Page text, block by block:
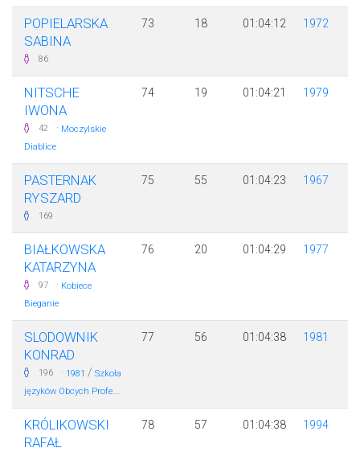
POPIELARSKA
SABINA
86
73 18 01:04:12 1972
NITSCHE
IWONA
42 · Moczylskie
Diablice
74 19 01:04:21 1979
PASTERNAK
RYSZARD
169
75 55 01:04:23 1967
BIAŁKOWSKA
KATARZYNA
97 · Kobiece
Bieganie
76 20 01:04:29 1977
SLODOWNIK
KONRAD
196 · 1981 / Szkoła
języków Obcych Profe...
77 56 01:04:38 1981
KRÓLIKOWSKI
RAFAŁ
78 57 01:04:38 1994